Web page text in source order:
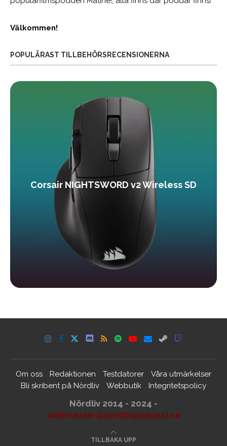
Välkommen!
POPULÄRAST TILLBEHÖRSRECENSIONERNA
Corsair NIGHTSWORD v2 Wireless SD
Om oss Redaktionen Testdatorer
Våra utmärkelser
Bli skribent på Nördliv
Webbutik Integritetspolicy
Nördliv 2014 - 2024 -
webmaster@nordlivpodcast.se
TILLBAKA UPP